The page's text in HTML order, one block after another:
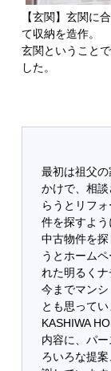
【玄関】玄関に
て収納を造作。
玄関ということ
した。
最初は祖父
かけで、相
らうとリフ
件を探すよう
中古物件を
うとホーム
れた明るくナ
今までマン
とも思ってい
KASHIWA
内容に、パ
ろいろな提